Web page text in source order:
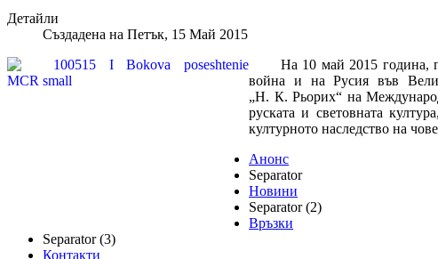
Детайли
Създадена на Петък, 15 Май 2015
На 10 май 2015 година,
война и на Русия във
„Н. К. Рьорих“ на
руската и световната
културното наследство на
Анонс
Separator
Новини
Separator (2)
Връзки
Separator (3)
Контакти